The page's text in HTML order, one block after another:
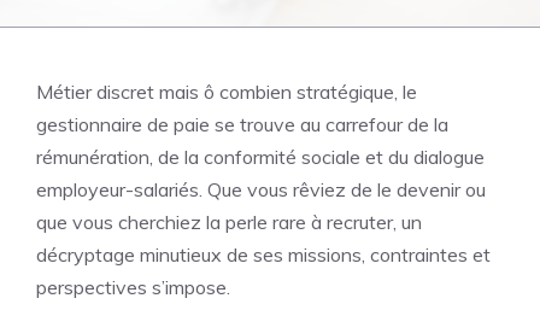
Métier discret mais ô combien stratégique, le
gestionnaire de paie se trouve au carrefour de la
rémunération, de la conformité sociale et du dialogue
employeur-salariés. Que vous rêviez de le devenir ou
que vous cherchiez la perle rare à recruter, un
décryptage minutieux de ses missions, contraintes et
perspectives s’impose.